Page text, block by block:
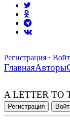
Регистрация ·
ГлавнаяАвторы
A LETTER TO
Регистрация